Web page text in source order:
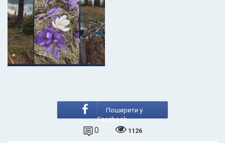
Поширити у
Facebook
0 1126